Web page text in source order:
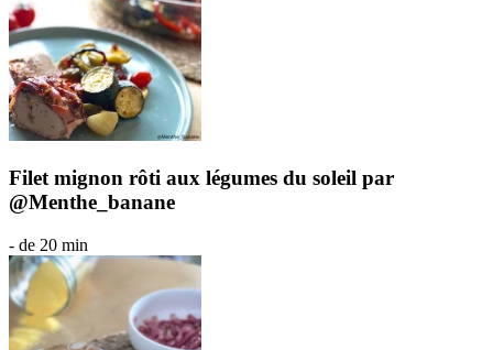
Filet mignon rôti aux légumes du soleil par
@Menthe_banane
- de 20 min